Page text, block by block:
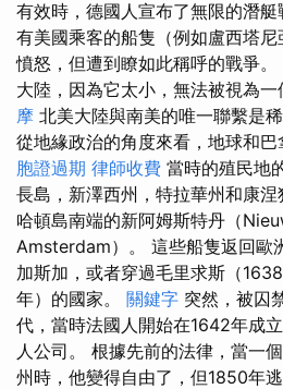
有效時，德國人宣布了無限的潛艇
有美國乘客的船隻（例如盧西塔
憤怒，但遭到瞭如此稱呼的戰爭
大陸，因為它太小，無法被視為一
摩 北美大陸與南美的唯一聯繫是
從地緣政治的角度來看，地球和巴
胞證過期 律師收費 當時的殖民地
長島，新澤西州，特拉華州和康
哈頓島南端的新阿姆斯特丹（
Amsterdam）。 這些船隻返回歐
加斯加，或者穿過毛里求斯（
年）的國家。 關鍵字 突然，被囚
代，當時法國人開始在1642年成
人公司。 根據先前的法律，當一
州時，他變得自由了，但1850年